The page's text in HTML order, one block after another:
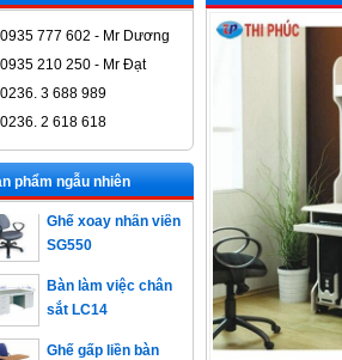
0935 777 602 - Mr Dương
0935 210 250 - Mr Đạt
0236. 3 688 989
0236. 2 618 618
phẩm ngẫu nhiên
ET1400D
Ghế xoay nhân viên
SG550
sắt LC14
G04B